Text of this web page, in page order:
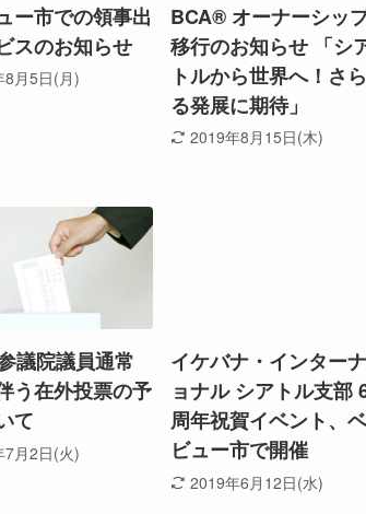
ー市での領事出
スのお知らせ
8月5日(月)
BCA® オーナーシッ
移行のお知らせ 「シ
トルから世界へ！さ
る発展に期待」
2019年8月15日(木)
議院議員通常
う在外投票の予
て
7月2日(火)
イケバナ・インター
ョナル シアトル支部
周年祝賀イベント、
ビュー市で開催
2019年6月12日(水)